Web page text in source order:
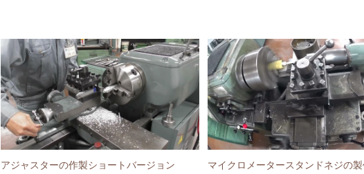
アジャスターの作製ショートバージョン
マイクロメータースタンドネジの